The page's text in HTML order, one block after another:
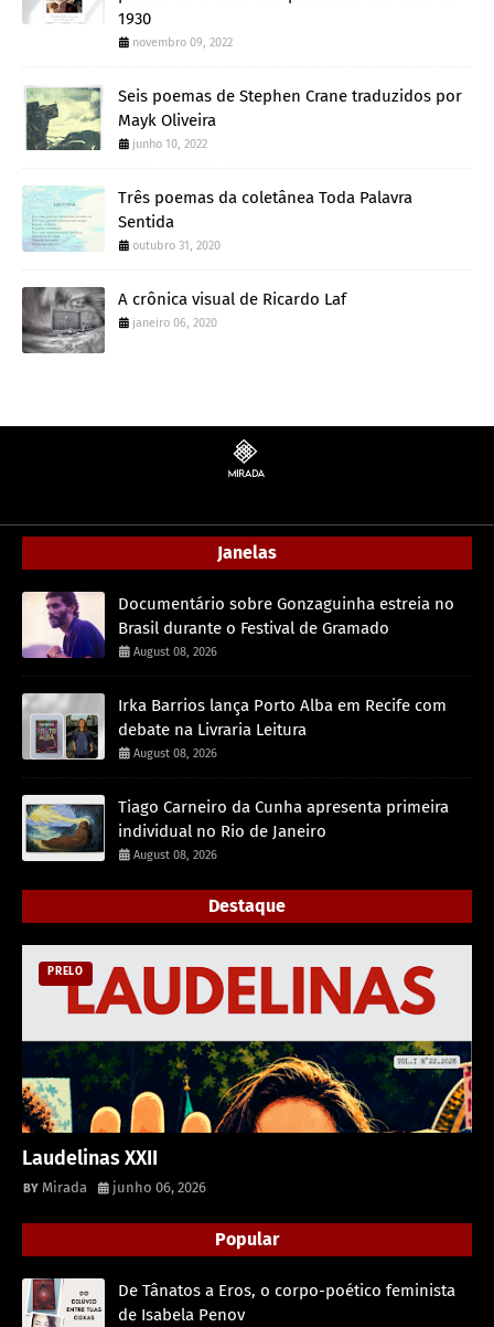
1930
novembro 09, 2022
Seis poemas de Stephen Crane traduzidos por
Mayk Oliveira
junho 10, 2022
Três poemas da coletânea Toda Palavra
Sentida
outubro 31, 2020
A crônica visual de Ricardo Laf
janeiro 06, 2020
Janelas
Documentário sobre Gonzaguinha estreia no
Brasil durante o Festival de Gramado
August 08, 2026
Irka Barrios lança Porto Alba em Recife com
debate na Livraria Leitura
August 08, 2026
Tiago Carneiro da Cunha apresenta primeira
individual no Rio de Janeiro
August 08, 2026
Destaque
PRELO
Laudelinas XXII
Mirada junho 06, 2026
Popular
De Tânatos a Eros, o corpo-poético feminista
de Isabela Penov